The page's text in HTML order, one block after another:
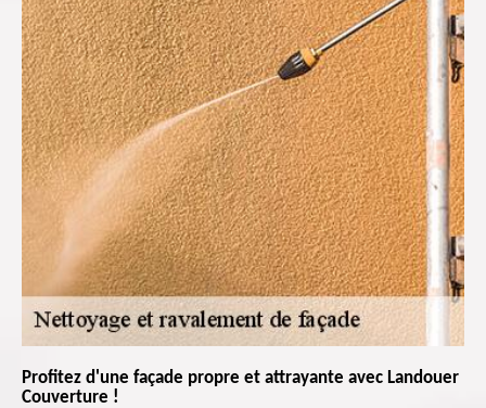
Profitez d'une façade propre et attrayante avec Landouer
Couverture !